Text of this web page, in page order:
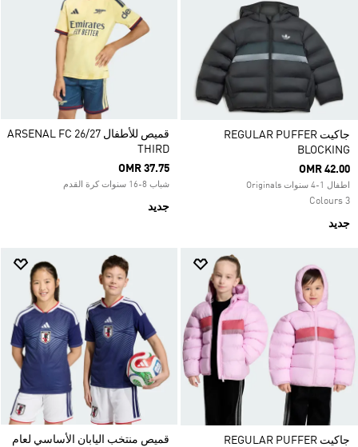
جاكيت REGULAR PUFFER
BLOCKING
OMR 42.00
اطفال 1-4 سنوات Originals
3 Colours
جديد
قميص للأطفال ARSENAL FC 26/27
THIRD
OMR 37.75
شباب 8-16 سنوات كرة القدم
جديد
جاكيت REGULAR PUFFER
قميص منتخب اليابان الأساسي لعام